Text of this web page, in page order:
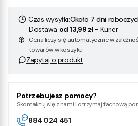
Czas wysyłki:Około 7 dni
Dostawa od 13,99 zł - Kurier
Cena liczy się automatycznie w
towarów w koszyku
Zapytaj o produkt
Potrzebujesz pomocy?
Skontaktuj się z nami i otrzymaj fachową
884 024 451